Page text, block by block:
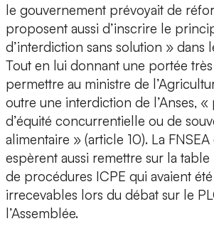
le gouvernement prévoyait de
proposent aussi d’inscrire le
d’interdiction sans solution » dans
Tout en lui donnant une portée
permettre au ministre de
outre une interdiction de l’Anses,
d’équité concurrentielle ou de
alimentaire » (article 10). La
espèrent aussi remettre sur la
de procédures ICPE qui avaient
irrecevables lors du débat sur le
l’Assemblée.